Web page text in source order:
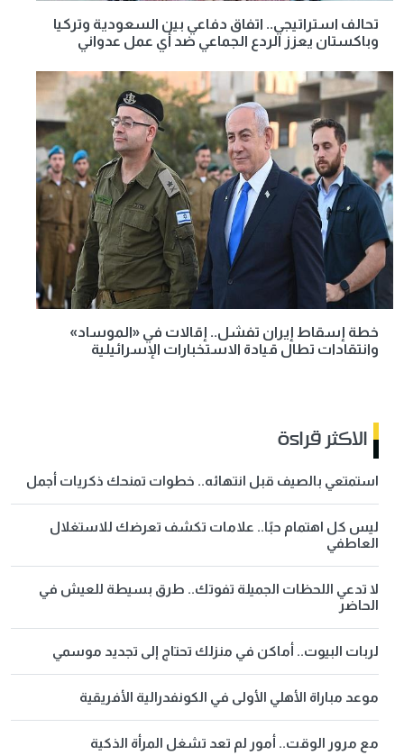
تحالف استراتيجي.. اتفاق دفاعي بين السعودية وتركيا
وباكستان يعزز الردع الجماعي ضد أي عمل عدواني
خطة إسقاط إيران تفشل.. إقالات في «الموساد»
وانتقادات تطال قيادة الاستخبارات الإسرائيلية
الاكثر قراءة
استمتعي بالصيف قبل انتهائه.. خطوات تمنحك ذكريات أجمل
ليس كل اهتمام حبًا.. علامات تكشف تعرضك للاستغلال
العاطفي
لا تدعي اللحظات الجميلة تفوتك.. طرق بسيطة للعيش في
الحاضر
لربات البيوت.. أماكن في منزلك تحتاج إلى تجديد موسمي
موعد مباراة الأهلي الأولى في الكونفدرالية الأفريقية
مع مرور الوقت.. أمور لم تعد تشغل المرأة الذكية